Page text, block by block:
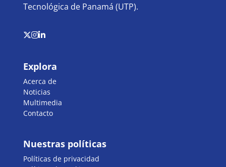
Tecnológica de Panamá (UTP).
Explora
Acerca de
Noticias
Multimedia
Contacto
Nuestras políticas
Políticas de privacidad